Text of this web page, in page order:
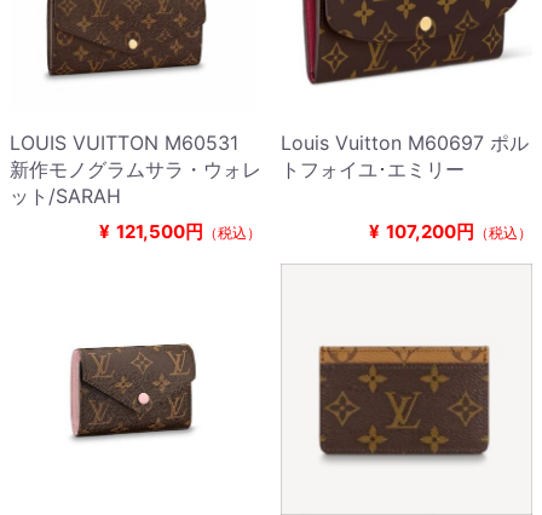
LOUIS VUITTON M60531
新作モノグラムサラ・ウォレ
ット/SARAH
¥ 121,500円 （税込）
Louis Vuitton M60697 ポル
トフォイユ･エミリー
¥ 107,200円 （税込）